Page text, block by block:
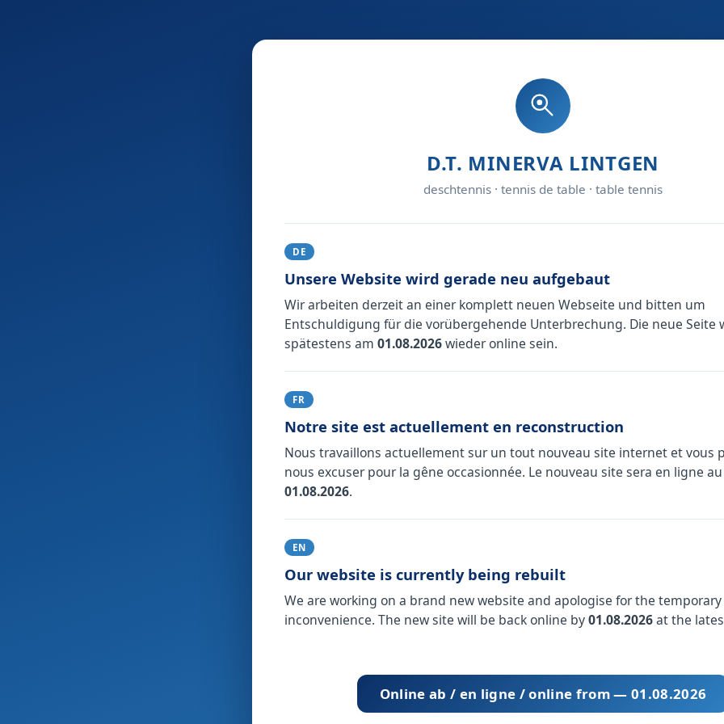
D.T. MINERVA LINTGEN
deschtennis · tennis de table · table tennis
DE
Unsere Website wird gerade neu aufgebaut
Wir arbeiten derzeit an einer komplett neuen Webseite und bitten um
Entschuldigung für die vorübergehende Unterbrechung. Die neue Seite
spätestens am 01.08.2026wieder online sein.
FR
Notre site est actuellement en reconstruction
Nous travaillons actuellement sur un tout nouveau site internet et vous
nous excuser pour la gêne occasionnée. Le nouveau site sera en ligne
01.08.2026.
EN
Our website is currently being rebuilt
We are working on a brand new website and apologise for the temporary
inconvenience. The new site will be back online by01.08.2026at the
Online ab / en ligne / online from — 01.08.2026